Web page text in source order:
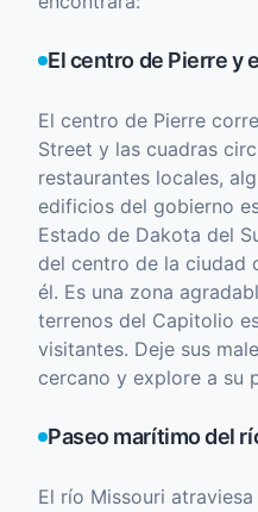
El centro de Pierre y
El centro de Pierre
Street y las cuadras
restaurantes locales,
edificios del gobierno
Estado de Dakota del
del centro de la ciudad
él. Es una zona
terrenos del Capitolio
visitantes. Deje sus
cercano y explore a su
Paseo marítimo del
El río Missouri